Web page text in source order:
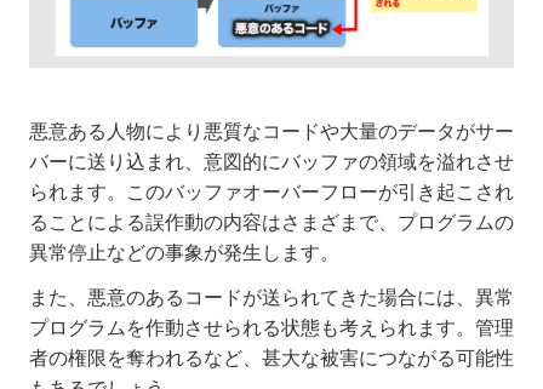
悪意ある人物により悪質なコードや大量のデータがサー
バーに送り込まれ、意図的にバッファの領域を溢れさせ
られます。このバッファオーバーフローが引き起こされ
ることによる誤作動の内容はさまざまで、プログラムの
異常停止などの事象が発生します。
また、悪意のあるコードが送られてきた場合には、異常
プログラムを作動させられる状態も考えられます。管理
者の権限を奪われるなど、甚大な被害につながる可能性